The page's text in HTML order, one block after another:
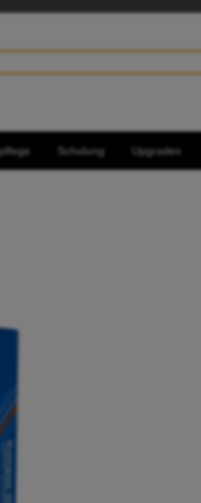
Schulung Upgrades